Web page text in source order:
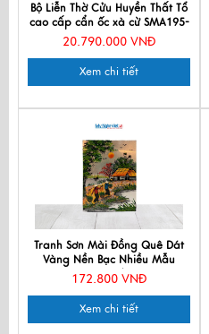
Bộ Liễn Thờ Cửu Huyền Thất Tổ
cao cấp cẩn ốc xà cừ SMA195-
12
20.790.000 VNĐ
Xem chi tiết
Tranh Sơn Mài Đồng Quê Dát
Vàng Nền Bạc Nhiều Mẫu
TSM231/1-4
172.800 VNĐ
Xem chi tiết